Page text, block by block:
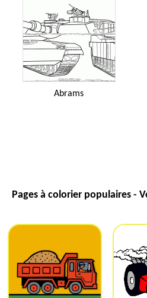
Abrams
Pages à colorier populaires -